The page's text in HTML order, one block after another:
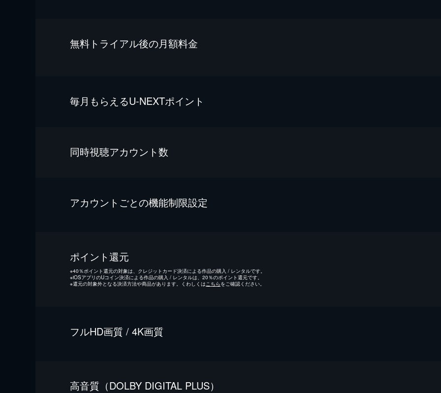
無料トライアル後の⽉額料金
毎⽉もらえるU-NEXTポイント
同時視聴アカウント数
アカウントごとの機能制限設定
ポイント還元
※40％ポイント還元の対象は、クレジットカード決済による作品の購入 / レンタルです。
※iOSアプリのUコイン決済による作品の購入 / レンタルは、20％のポイント還元です。
※還元の対象外となる決済方法や商品があります。くわしくは こちらをご確認ください。
フルHD画質 / 4K画質
⾼⾳質（DOLBY DIGITAL PLUS）